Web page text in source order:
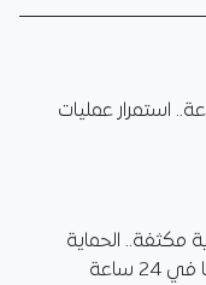
خلال 24 ساعة.. استمرار عمليات
مكثفة.. الحماية